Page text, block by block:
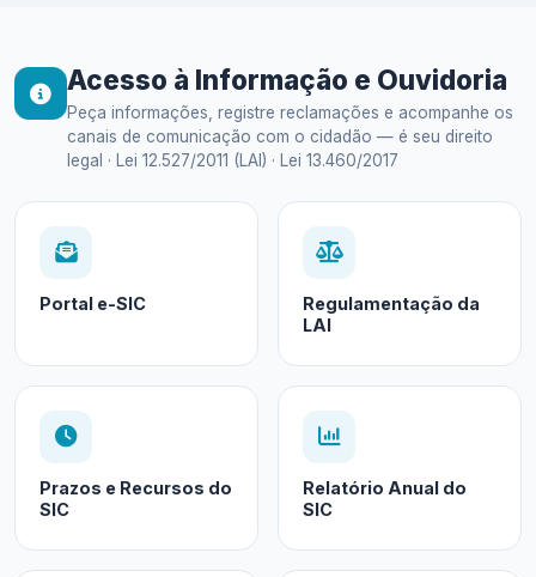
Acesso à Informação e Ouvidoria
Peça informações, registre reclamações e acompanhe os
canais de comunicação com o cidadão — é seu direito
legal · Lei 12.527/2011 (LAI) · Lei 13.460/2017
Portal e-SIC
Regulamentação da
LAI
Prazos e Recursos do
SIC
Relatório Anual do
SIC